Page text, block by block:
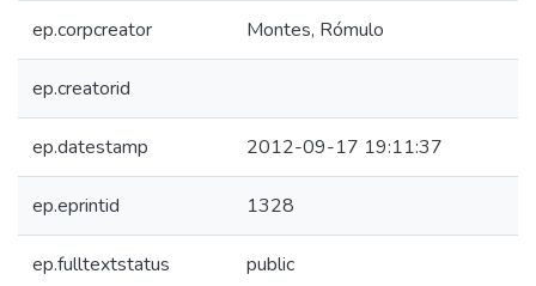
ep.corpcreator Montes, Rómulo
ep.creatorid
ep.datestamp 2012-09-17 19:11:37
ep.eprintid 1328
ep.fulltextstatus public